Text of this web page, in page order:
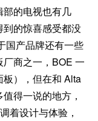
部的电视也有几
的惊喜感受都没
国产品牌还有一些
商之一，BOE 一
），但在和 Alta
得一说的地方，
着设计与体验，